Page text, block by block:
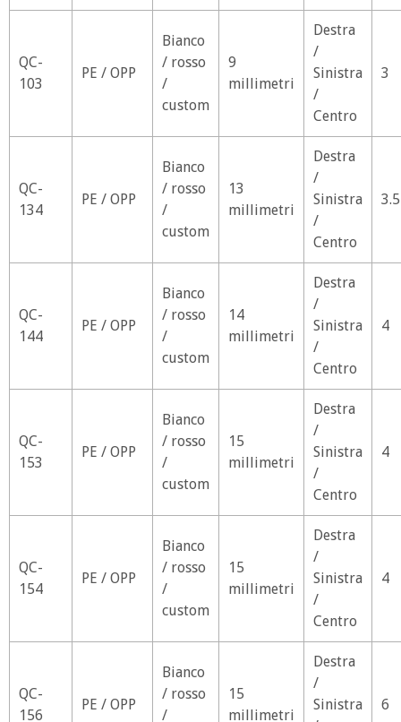
QC-
103
PE / OPP
Bianco
/ rosso
/
custom
9
millimetri
Destra
/
Sinistra
/
Centro
3
QC-
134
PE / OPP
Bianco
/ rosso
/
custom
13
millimetri
Destra
/
Sinistra
/
Centro
3.5
QC-
144
PE / OPP
Bianco
/ rosso
/
custom
14
millimetri
Destra
/
Sinistra
/
Centro
4
QC-
153
PE / OPP
Bianco
/ rosso
/
custom
15
millimetri
Destra
/
Sinistra
/
Centro
4
QC-
154
PE / OPP
Bianco
/ rosso
/
custom
15
millimetri
Destra
/
Sinistra
/
Centro
4
QC-
156
PE / OPP
Bianco
/ rosso
/
15
millimetri
Destra
/
Sinistra
6